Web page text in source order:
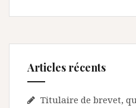
Articles récents
Titulaire de brevet,